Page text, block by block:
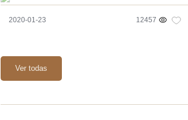
2020-01-23 12457
Ver todas